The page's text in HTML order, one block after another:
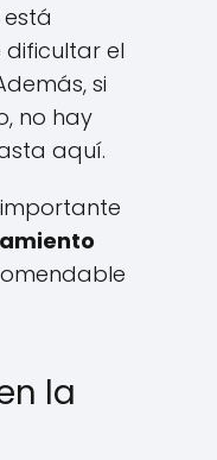
dificultar el
si
no hay
aquí.
importante
la